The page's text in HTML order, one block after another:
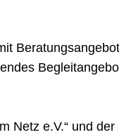
Netz e.V.“ und